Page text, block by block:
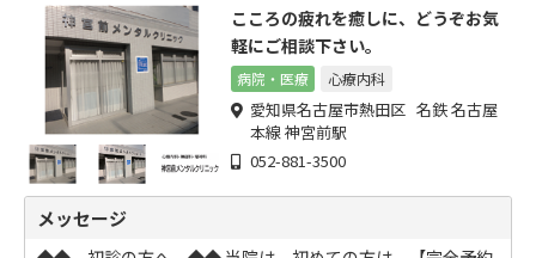
こころの疲れを癒しに、どうぞお気
軽にご相談下さい。
病院・医療 心療内科
愛知県名古屋市熱田区 名鉄 名古屋
本線 神宮前駅
052-881-3500
メッセージ